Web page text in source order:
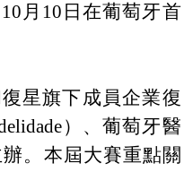
月10日在葡萄牙首
星旗下成員企業復
）、葡萄牙醫
辦。本屆大賽重點關